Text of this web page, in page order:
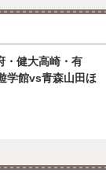
・健大高崎・有
学館vs青森山田ほ